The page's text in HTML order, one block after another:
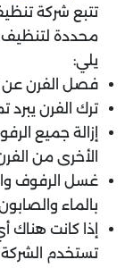
تتبع شركة
محددة لتنظيف
يلي:
فصل الفرن عن
ترك الفرن يبرد
إزالة جميع
الأخرى من
غسل الرفوف
بالماء
إذا كانت هناك
تستخدم